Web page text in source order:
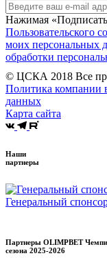
Нажимая
Пользовательского
моих персональных
обработки
© ЦСКА 2018 Все
Политика компании
данных
Карта сайта
Наши
партнеры
Генеральный
Партнеры OLIMPBET
сезона 2025-2026